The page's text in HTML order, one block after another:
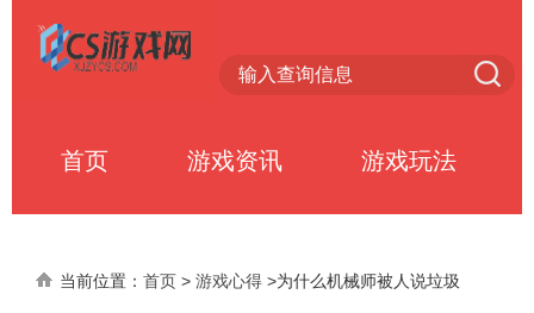
首页 游戏资讯 游戏玩法
当前位置： 首页 > 游戏心得 >为什么机械师被人说垃圾